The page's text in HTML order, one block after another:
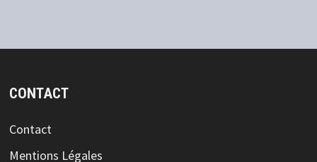
CONTACT
Contact
Mentions Légales